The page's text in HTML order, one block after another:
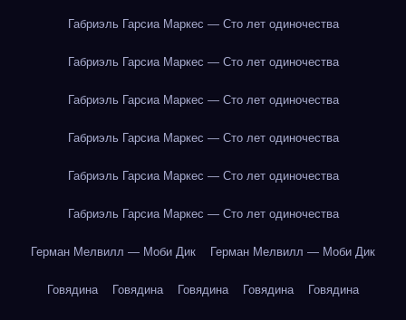
Габриэль Гарсиа Маркес — Сто лет одиночества
Габриэль Гарсиа Маркес — Сто лет одиночества
Габриэль Гарсиа Маркес — Сто лет одиночества
Габриэль Гарсиа Маркес — Сто лет одиночества
Габриэль Гарсиа Маркес — Сто лет одиночества
Габриэль Гарсиа Маркес — Сто лет одиночества
Герман Мелвилл — Моби Дик Герман Мелвилл — Моби Дик
Говядина Говядина Говядина Говядина Говядина